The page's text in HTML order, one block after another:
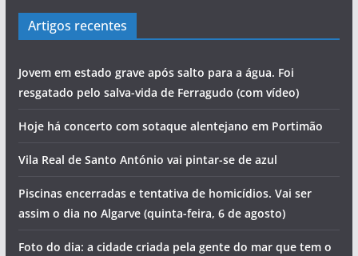
Artigos recentes
Jovem em estado grave após salto para a água. Foi
resgatado pelo salva-vida de Ferragudo (com vídeo)
Hoje há concerto com sotaque alentejano em Portimão
Vila Real de Santo António vai pintar-se de azul
Piscinas encerradas e tentativa de homicídios. Vai ser
assim o dia no Algarve (quinta-feira, 6 de agosto)
Foto do dia: a cidade criada pela gente do mar que tem o